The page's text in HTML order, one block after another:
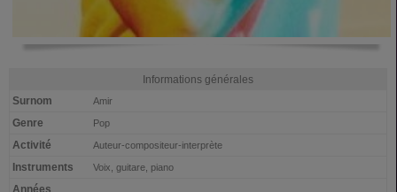
Informations générales
Surnom
Amir
Genre Pop
Activité Auteur-compositeur-interprète
Instruments Voix, guitare, piano
Années